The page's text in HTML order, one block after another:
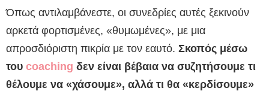
Όπως αντιλαμβάνεστε, οι συνεδρίες αυτές ξεκινούν
αρκετά φορτισμένες, «θυμωμένες», με μια
απροσδιόριστη πικρία με τον εαυτό. Σκοπός μέσω
του coaching δεν είναι βέβαια να συζητήσουμε τι
θέλουμε να «χάσουμε», αλλά τι θα «κερδίσουμε»